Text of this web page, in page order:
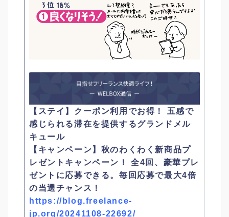
【ステイ】クーポン利用でお得！ 五感で
感じられる滞在を提供するグランドメル
キュール
【キャンペーン】秋のわくわく新商品プ
レゼントキャンペーン！ 全4回、豪華プレ
ゼントに応募できる。毎回応募で最大4倍
の当選チャンス！
https://blog.freelance-
jp.org/20241108-22692/